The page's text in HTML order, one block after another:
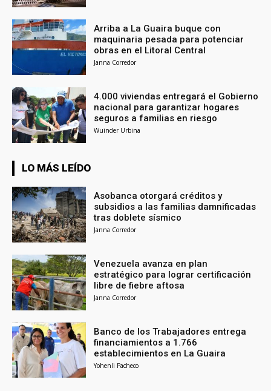
Arriba a La Guaira buque con
maquinaria pesada para potenciar
obras en el Litoral Central
Janna Corredor
4.000 viviendas entregará el Gobierno
nacional para garantizar hogares
seguros a familias en riesgo
Wuinder Urbina
LO MÁS LEÍDO
Asobanca otorgará créditos y
subsidios a las familias damnificadas
tras doblete sísmico
Janna Corredor
Venezuela avanza en plan
estratégico para lograr certificación
libre de fiebre aftosa
Janna Corredor
Banco de los Trabajadores entrega
financiamientos a 1.766
establecimientos en La Guaira
Yohenli Pacheco